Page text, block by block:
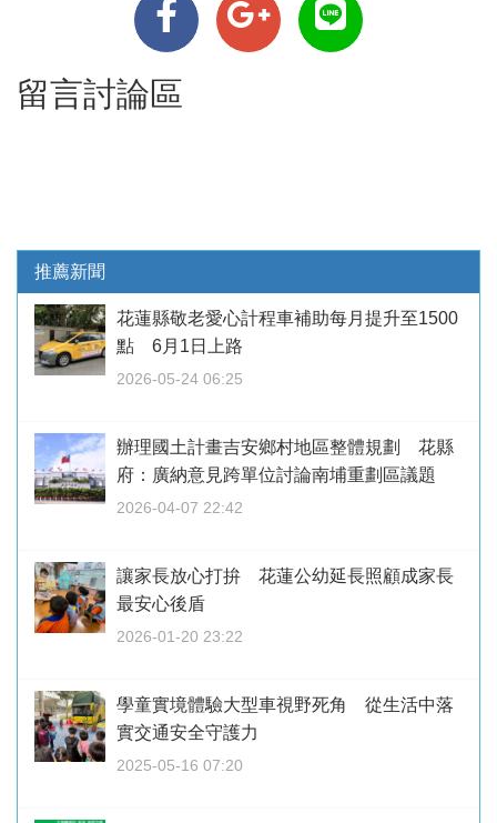
留言討論區
推薦新聞
花蓮縣敬老愛心計程車補助每月提升至1500
點 6月1日上路
2026-05-24 06:25
辦理國土計畫吉安鄉村地區整體規劃 花縣
府：廣納意見跨單位討論南埔重劃區議題
2026-04-07 22:42
讓家長放心打拚 花蓮公幼延長照顧成家長
最安心後盾
2026-01-20 23:22
學童實境體驗大型車視野死角 從生活中落
實交通安全守護力
2025-05-16 07:20